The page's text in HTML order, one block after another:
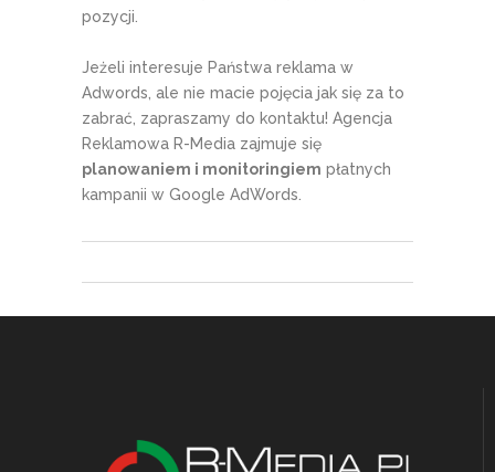
pozycji.
Jeżeli interesuje Państwa reklama w
Adwords, ale nie macie pojęcia jak się za to
zabrać, zapraszamy do kontaktu! Agencja
Reklamowa R-Media zajmuje się
planowaniem i monitoringiem płatnych
kampanii w Google AdWords.